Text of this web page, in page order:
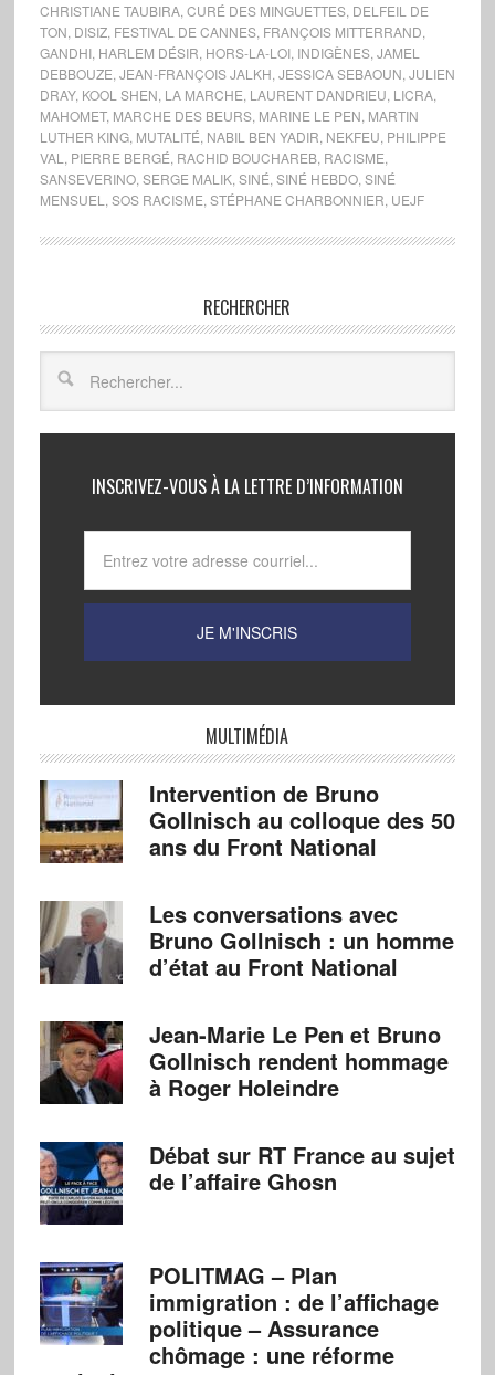
CHRISTIANE TAUBIRA, CURÉ DES MINGUETTES, DELFEIL DE
TON DISIZ, FESTIVAL DE CANNES, FRANÇOIS MITTERRAND
GANDHI, HARLEM DÉSIR HORS-LA-LOI, INDIGÈNES, JAMEL
DEBBOUZE JEAN-FRANÇOIS JALKH JESSICA SEBAOUN JULIEN
DRAY, KOOL SHEN LA MARCHE LAURENT DANDRIEU LICRA,
MAHOMET, MARCHE DES BEURS, MARINE LE PEN MARTIN
LUTHER KING, MUTALITÉ NABIL BEN YADIR NEKFEU PHILIPPE
VAL
PIERRE BERGÉ RACHID BOUCHAREB, RACISME
SANSEVERINO, SERGE MALIK, SINÉ SINÉ HEBDO, SINÉ
MENSUEL
SOS RACISME STÉPHANE CHARBONNIER UEJF
RECHERCHER
INSCRIVEZ-VOUS À LA LETTRE D’INFORMATION
MULTIMÉDIA
Intervention de Bruno
Gollnisch au colloque des 50
ans du Front National
Les conversations avec
Bruno Gollnisch : un homme
d’état au Front National
Jean-Marie Le Pen et Bruno
Gollnisch rendent hommage
à Roger Holeindre
Débat sur RT France au sujet
de l’affaire Ghosn
POLITMAG – Plan
immigration : de l’affichage
politique – Assurance
chômage : une réforme